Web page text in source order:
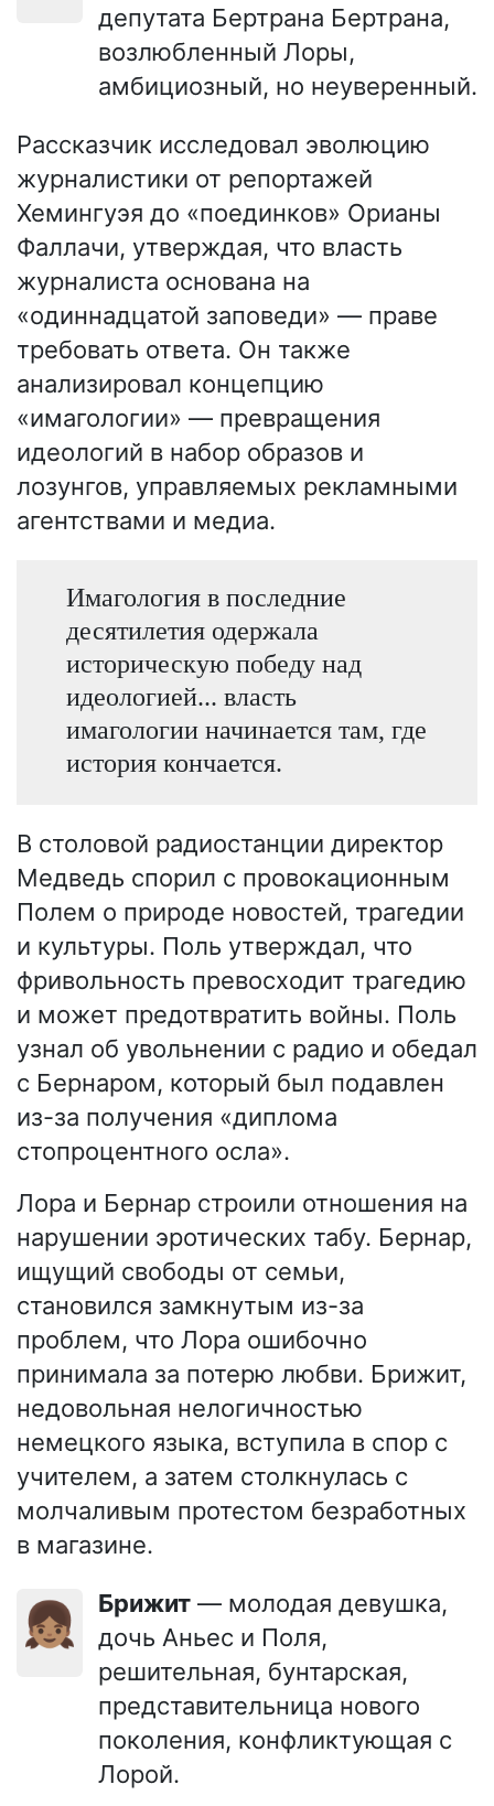
депутата Бертрана Бертрана,
возлюбленный Лоры,
амбициозный, но неуверенный.
Рассказчик исследовал эволюцию
журналистики от репортажей
Хемингуэя до «поединков» Орианы
Фаллачи, утверждая, что власть
журналиста основана на
«одиннадцатой заповеди» — праве
требовать ответа. Он также
анализировал концепцию
«имагологии» — превращения
идеологий в набор образов и
лозунгов, управляемых рекламными
агентствами и медиа.
Имагология в последние
десятилетия одержала
историческую победу над
идеологией... власть
имагологии начинается там, где
история кончается.
В столовой радиостанции директор
Медведь спорил с провокационным
Полем о природе новостей, трагедии
и культуры. Поль утверждал, что
фривольность превосходит трагедию
и может предотвратить войны. Поль
узнал об увольнении с радио и обедал
с Бернаром, который был подавлен
из-за получения «диплома
стопроцентного осла».
Лора и Бернар строили отношения на
нарушении эротических табу. Бернар,
ищущий свободы от семьи,
становился замкнутым из-за
проблем, что Лора ошибочно
принимала за потерю любви. Брижит,
недовольная нелогичностью
немецкого языка, вступила в спор с
учителем, а затем столкнулась с
молчаливым протестом безработных
в магазине.
👧🏽 Брижит — молодая девушка,
дочь Аньес и Поля,
решительная, бунтарская,
представительница нового
поколения, конфликтующая с
Лорой.